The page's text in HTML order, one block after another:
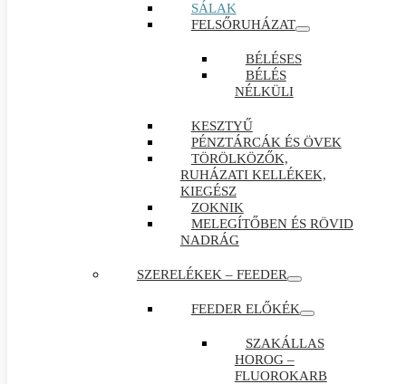
SÁLAK
FELSŐRUHÁZAT
BÉLÉSES
BÉLÉS
NÉLKÜLI
KESZTYŰ
PÉNZTÁRCÁK ÉS ÖVEK
TÖRÖLKÖZŐK,
RUHÁZATI KELLÉKEK,
KIEGÉSZ
ZOKNIK
MELEGÍTŐBEN ÉS RÖVID
NADRÁG
SZERELÉKEK – FEEDER
FEEDER ELŐKÉK
SZAKÁLLAS
HOROG –
FLUOROKARB